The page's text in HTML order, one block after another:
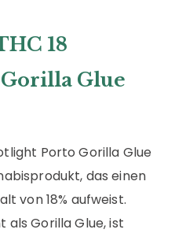
18
Glue
Porto Gorilla Glue
das einen
von 18% aufweist.
als Gorilla Glue, ist